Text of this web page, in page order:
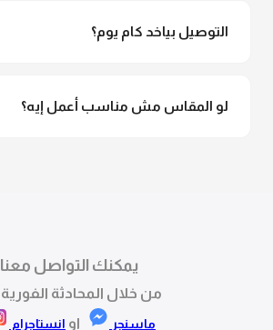
التوصيل بياخد كام يوم؟
لو المقاس مش مناسب أعمل إيه؟
يمكنك التواصل معنا
من خلال المحادثة الفورية
ماسنجر او انستاجرام